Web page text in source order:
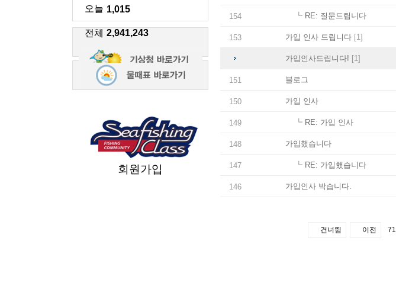
오늘 1,015
전체 2,941,243
회원가입
154 ┗ RE: 질문드립니다
153 가입 인사 드립니다 [1]
가입인사드립니다! [1]
151 블로그
150 가입 인사
149 ┗ RE: 가입 인사
148 가입했습니다
147 ┗ RE: 가입했습니다
146 가입인사 박습니다.
건너뜀 이전 71